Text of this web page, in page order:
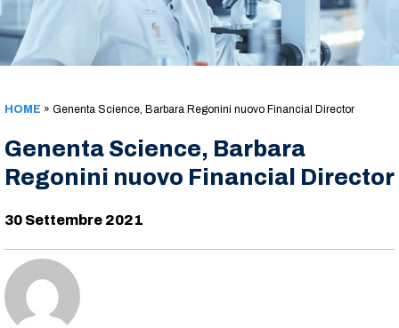
HOME » Genenta Science, Barbara Regonini nuovo Financial Director
Genenta Science, Barbara
Regonini nuovo Financial Director
30 Settembre 2021